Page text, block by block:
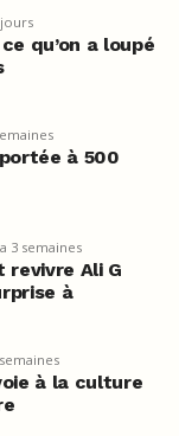
qu’on a loupé
à 500
3 semaines
revivre Ali G
à
à la culture